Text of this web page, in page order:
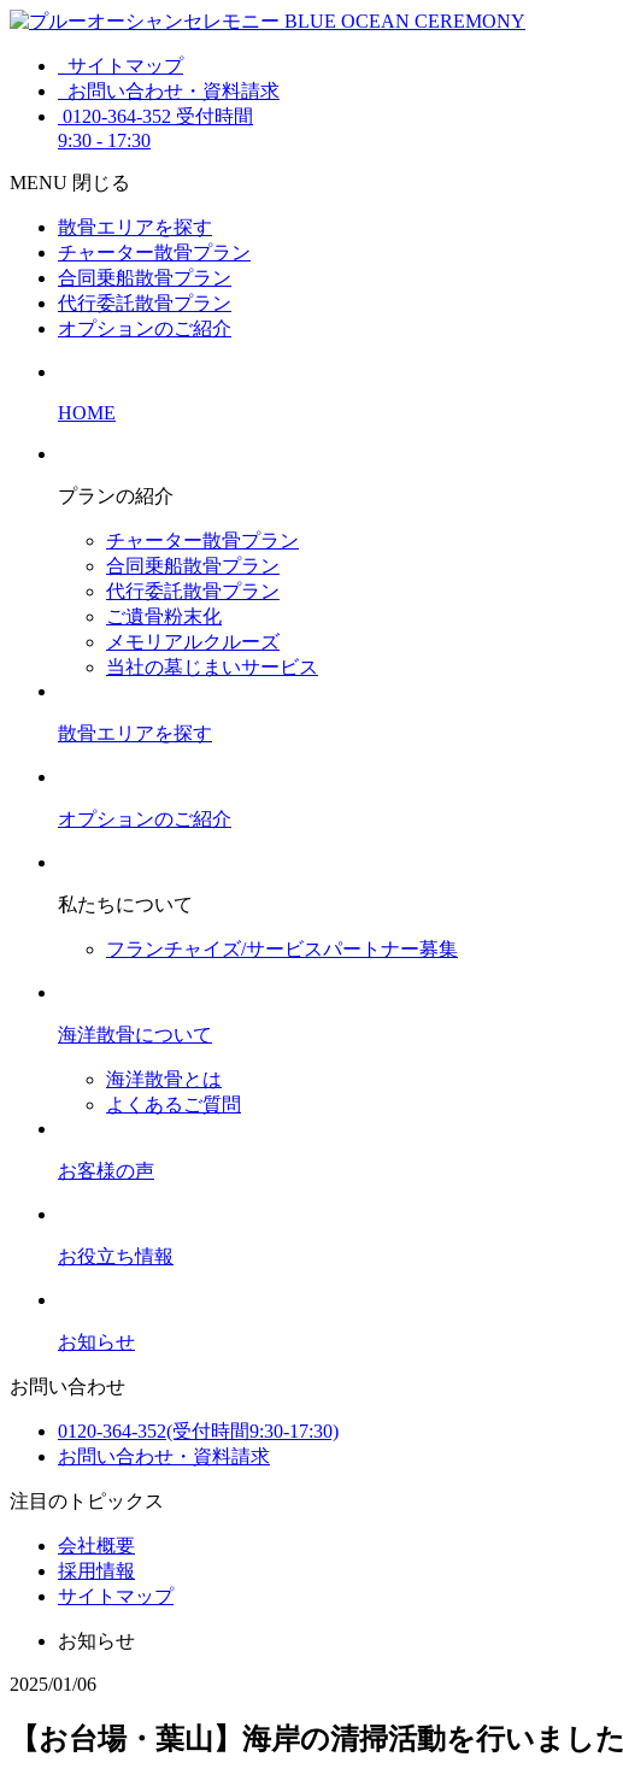
サイトマップ
お問い合わせ・資料請求
0120-364-352 受付時間
9:30 - 17:30
MENU 閉じる
散骨エリアを探す
チャーター散骨プラン
合同乗船散骨プラン
代行委託散骨プラン
オプションのご紹介
HOME
プランの紹介
チャーター散骨プラン
合同乗船散骨プラン
代行委託散骨プラン
ご遺骨粉末化
メモリアルクルーズ
当社の墓じまいサービス
散骨エリアを探す
オプションのご紹介
私たちについて
フランチャイズ/サービスパートナー募集
海洋散骨について
海洋散骨とは
よくあるご質問
お客様の声
お役立ち情報
お知らせ
お問い合わせ
0120-364-352(受付時間9:30-17:30)
お問い合わせ・資料請求
注目のトピックス
会社概要
採用情報
サイトマップ
お知らせ
2025/01/06
【お台場・葉山】海岸の清掃活動を行いました